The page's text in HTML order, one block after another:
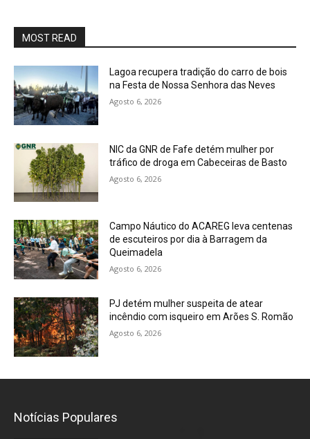
MOST READ
Lagoa recupera tradição do carro de bois
na Festa de Nossa Senhora das Neves
Agosto 6, 2026
NIC da GNR de Fafe detém mulher por
tráfico de droga em Cabeceiras de Basto
Agosto 6, 2026
Campo Náutico do ACAREG leva centenas
de escuteiros por dia à Barragem da
Queimadela
Agosto 6, 2026
PJ detém mulher suspeita de atear
incêndio com isqueiro em Arões S. Romão
Agosto 6, 2026
Notícias Populares